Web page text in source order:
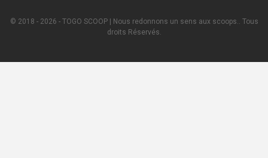
© 2018 - 2026 - TOGO SCOOP | Nous redonnons un sens aux scoops.. Tous
droits Réservés.